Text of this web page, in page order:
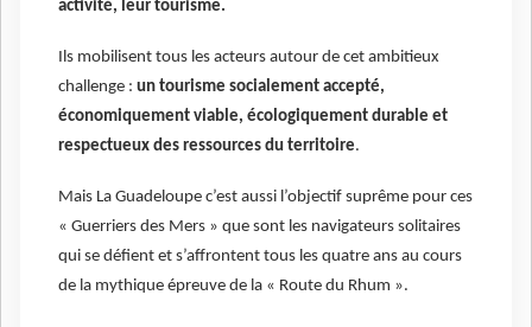
activité, leur tourisme.
Ils mobilisent tous les acteurs autour de cet ambitieux
challenge : un tourisme socialement accepté,
économiquement viable, écologiquement durable et
respectueux des ressources du territoire.
Mais La Guadeloupe c’est aussi l’objectif suprême pour ces
« Guerriers des Mers » que sont les navigateurs solitaires
qui se défient et s’affrontent tous les quatre ans au cours
de la mythique épreuve de la « Route du Rhum ».